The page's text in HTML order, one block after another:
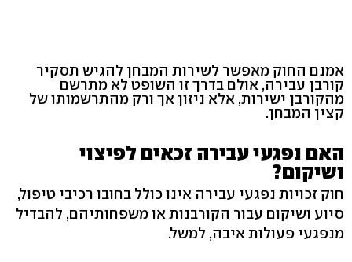
אמנם החוק מאפשר לשירות המבחן להגיש תסקיר
קורבן עבירה, אולם בדרך זו השופט לא מתרשם
מהקורבן ישירות, אלא ניזון אך ורק מהתרשמותו של
קצין המבחן.
האם נפגעי עבירה זכאים לפיצוי
ושיקום?
חוק זכויות נפגעי עבירה אינו כולל בחובו רכיבי טיפול,
סיוע ושיקום עבור הקורבנות או משפחותיהם, להבדיל
מנפגעי פעולות איבה, למשל.